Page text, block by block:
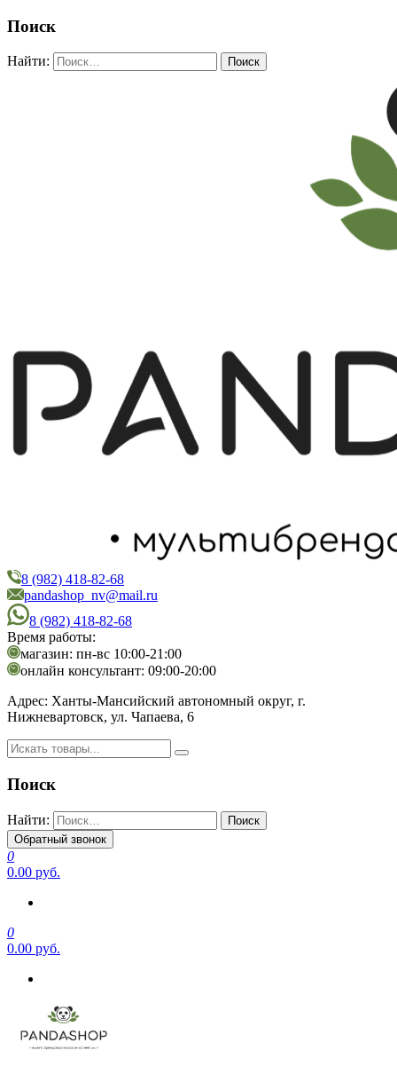
Поиск
Найти:
PandaShop
Интернет-магазин косметики
8 (982) 418-82-68
pandashop_nv@mail.ru
8 (982) 418-82-68
Время работы:
магазин: пн-вс 10:00-21:00
онлайн консультант: 09:00-20:00
Адрес: Ханты-Мансийский автономный округ, г.
Нижневартовск, ул. Чапаева, 6
Поиск
Найти:
Обратный звонок
0
0.00 руб.
0
0.00 руб.